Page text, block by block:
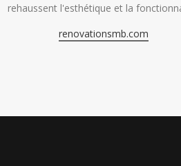
rehaussent l'esthétique et la
renovationsmb.com